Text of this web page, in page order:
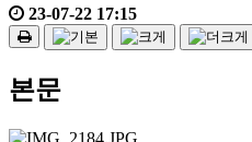
23-07-22 17:15
본문